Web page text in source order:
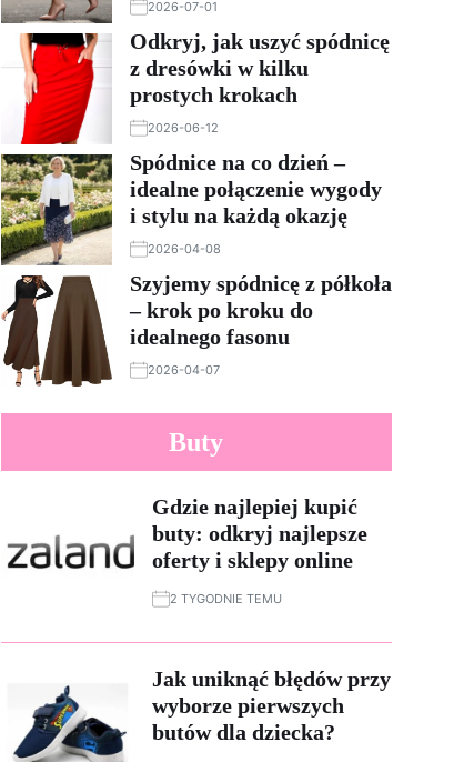
2026-07-01
Odkryj, jak uszyć spódnicę
z dresówki w kilku
prostych krokach
2026-06-12
Spódnice na co dzień –
idealne połączenie wygody
i stylu na każdą okazję
2026-04-08
Szyjemy spódnicę z półkoła
– krok po kroku do
idealnego fasonu
2026-04-07
Buty
Gdzie najlepiej kupić
buty: odkryj najlepsze
oferty i sklepy online
2 TYGODNIE TEMU
Jak uniknąć błędów przy
wyborze pierwszych
butów dla dziecka?